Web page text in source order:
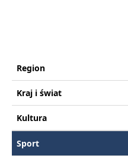
Region
Kraj i świat
Kultura
Sport